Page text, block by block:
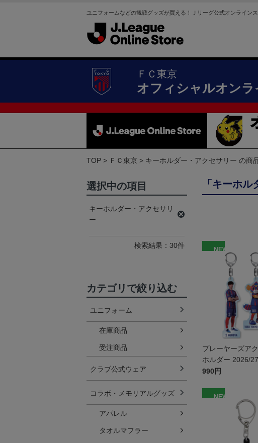
ユニフォームなどの観戦グッズが買える！Ｊリーグ公式オンライン
ＦＣ東京
オフィシャルオン
TOP ＦＣ東京 キーホルダー・アクセサリー の商
「キーホ
NEW
プレーヤーズア
ホルダー 2026/27
990円
NEW
選択中の項目
キーホルダー・アクセサリ
ー
検索結果：30件
カテゴリで絞り込む
ユニフォーム
在庫商品
受注商品
クラブ公式ウェア
コラボ・メモリアルグッズ
アパレル
タオルマフラー